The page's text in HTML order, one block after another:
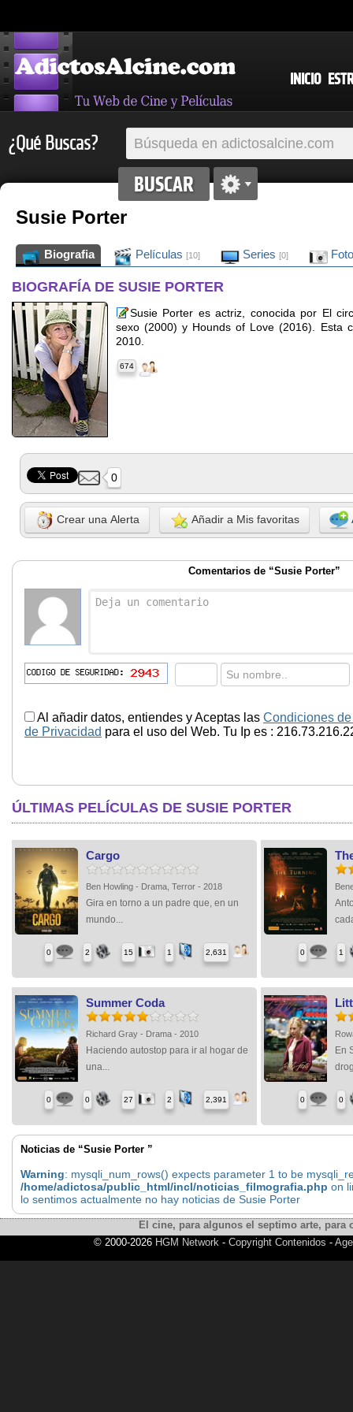
INICIO
¿Qué Buscas?
Susie Porter
Biografia Películas [10] Series [0]
BIOGRAFÍA DE SUSIE PORTER
Susie Porter es actriz, conocida por El
sexo (2000) y Hounds of Love (2016). Esta
2010.
674
0
Crear una Alerta Añadir a Mis favoritas
Comentarios de “Susie Porter”
Al añadir datos, entiendes y Aceptas las Condiciones
de Privacidad para el uso del Web. Tu Ip es :
ÚLTIMAS PELÍCULAS DE SUSIE PORTER
Cargo
Ben Howling - Drama, Terror - 2018
Gira en torno a un padre que, en un
mundo...
0 2 15 1 2,631 0 1
Summer Coda
Richard Gray - Drama - 2010
Haciendo autostop para ir al hogar de
una...
0 0 27 2 2,391
En
0 0
Noticias de “Susie Porter ”
Warning: mysqli_num_rows() expects parameter 1 to be
/home/adictosa/public_html/incl/noticias_filmografia.php on
lo sentimos actualmente no hay noticias de Susie Porter
El cine, para algunos el septimo arte,
© 2000-2026 HGM Network- Copyright Contenidos -